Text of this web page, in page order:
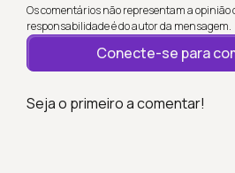
Os comentários não representam a opinião
responsabilidade é do autor da mensagem.
Conecte-se para
Seja o primeiro a comentar!